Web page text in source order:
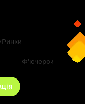
Ринки
Ф'ючерси